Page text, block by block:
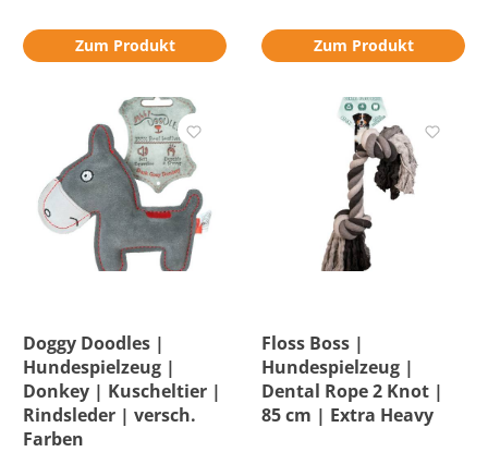
Zum Produkt Zum Produkt
Doggy Doodles |
Hundespielzeug |
Donkey | Kuscheltier |
Rindsleder | versch.
Farben
Floss Boss |
Hundespielzeug |
Dental Rope 2 Knot |
85 cm | Extra Heavy